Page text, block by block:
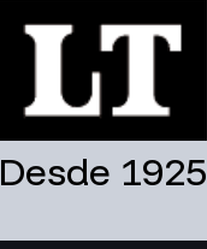
Desde 1925